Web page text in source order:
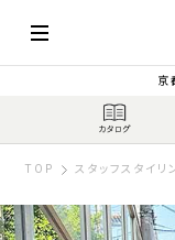
京
TOP スタッフスタイリ